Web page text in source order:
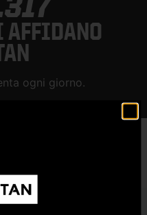
ogni giorno.